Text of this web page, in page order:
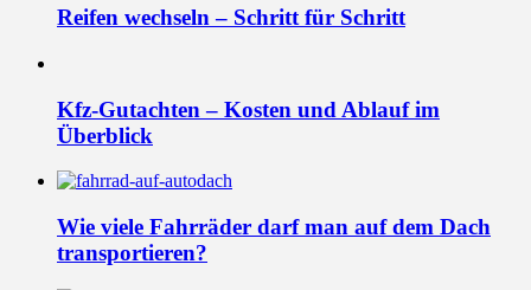
Reifen wechseln – Schritt für Schritt
Kfz-Gutachten – Kosten und Ablauf im
Überblick
Wie viele Fahrräder darf man auf dem Dach
transportieren?